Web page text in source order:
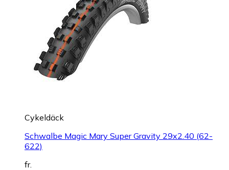
Cykeldäck
Schwalbe Magic Mary Super Gravity 29x2.40 (62-
622)
fr.